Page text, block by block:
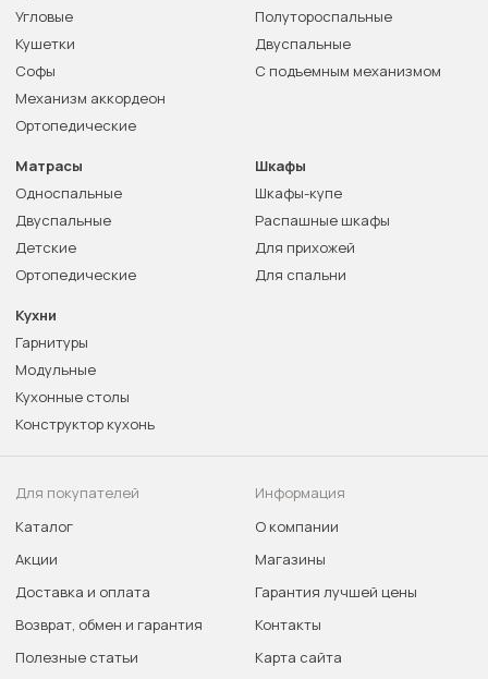
Угловые
Кушетки
Софы
Механизм аккордеон
Ортопедические
Полутороспальные
Двуспальные
С подъемным механизмом
Матрасы
Односпальные
Двуспальные
Детские
Ортопедические
Шкафы
Шкафы-купе
Распашные шкафы
Для прихожей
Для спальни
Кухни
Гарнитуры
Модульные
Кухонные столы
Конструктор кухонь
Для покупателей
Каталог
Акции
Доставка и оплата
Возврат, обмен и гарантия
Полезные статьи
Информация
О компании
Магазины
Гарантия лучшей цены
Контакты
Карта сайта